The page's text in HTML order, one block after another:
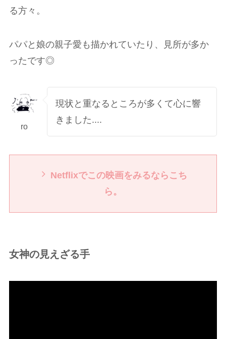
る方々。
パパと娘の親子愛も描かれていたり、見所が多か
ったです◎
ro
現状と重なるところが多くて心に響
きました....
Netflixでこの映画をみるならこち
ら。
女神の見えざる手